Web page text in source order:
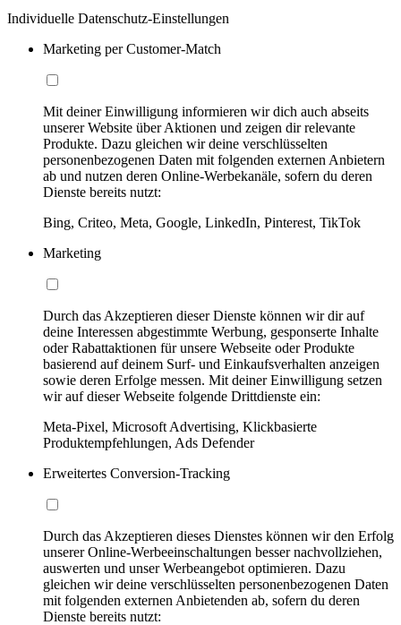
Individuelle Datenschutz-Einstellungen
Marketing per Customer-Match
Mit deiner Einwilligung informieren wir dich auch abseits
unserer Website über Aktionen und zeigen dir relevante
Produkte. Dazu gleichen wir deine verschlüsselten
personenbezogenen Daten mit folgenden externen Anbietern
ab und nutzen deren Online-Werbekanäle, sofern du deren
Dienste bereits nutzt:
Bing, Criteo, Meta, Google, LinkedIn, Pinterest, TikTok
Marketing
Durch das Akzeptieren dieser Dienste können wir dir auf
deine Interessen abgestimmte Werbung, gesponserte Inhalte
oder Rabattaktionen für unsere Webseite oder Produkte
basierend auf deinem Surf- und Einkaufsverhalten anzeigen
sowie deren Erfolge messen. Mit deiner Einwilligung setzen
wir auf dieser Webseite folgende Drittdienste ein:
Meta-Pixel, Microsoft Advertising, Klickbasierte
Produktempfehlungen, Ads Defender
Erweitertes Conversion-Tracking
Durch das Akzeptieren dieses Dienstes können wir den Erfolg
unserer Online-Werbeeinschaltungen besser nachvollziehen,
auswerten und unser Werbeangebot optimieren. Dazu
gleichen wir deine verschlüsselten personenbezogenen Daten
mit folgenden externen Anbietenden ab, sofern du deren
Dienste bereits nutzt: